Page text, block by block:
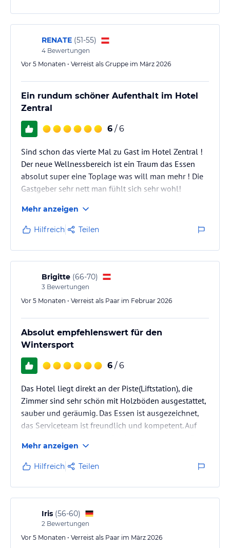
RENATE (51-55)
4 Bewertungen
Vor 5 Monaten • Verreist als Gruppe im März 2026
Ein rundum schöner Aufenthalt im Hotel
Zentral
6 / 6
Sind schon das vierte Mal zu Gast im Hotel Zentral !
Der neue Wellnessbereich ist ein Traum das Essen
absolut super eine Toplage was will man mehr ! Die
Gastgeber sehr nett man fühlt sich sehr wohl!
Mehr anzeigen
Hilfreich Teilen
Brigitte (66-70)
3 Bewertungen
Vor 5 Monaten • Verreist als Paar im Februar 2026
Absolut empfehlenswert für den
Wintersport
6 / 6
Das Hotel liegt direkt an der Piste(Liftstation), die
Zimmer sind sehr schön mit Holzböden ausgestattet,
sauber und geräumig. Das Essen ist ausgezeichnet,
das Serviceteam ist freundlich und kompetent. Auf
Spa-Bereich wunderschön und geräumig durch einen
Verbindungsgang mit dem Nachbarhotel bequem
erreichbar. Die gesamte Atmosphäre ist angenehm
und familiär.
Mehr anzeigen
Hilfreich Teilen
Iris (56-60)
2 Bewertungen
Vor 5 Monaten • Verreist als Paar im März 2026